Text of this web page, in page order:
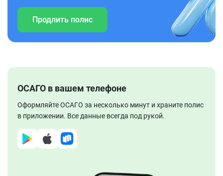
Продлить полис
ОСАГО в вашем телефоне
Оформляйте ОСАГО за несколько минут и храните полис
в приложении. Все данные всегда под рукой.